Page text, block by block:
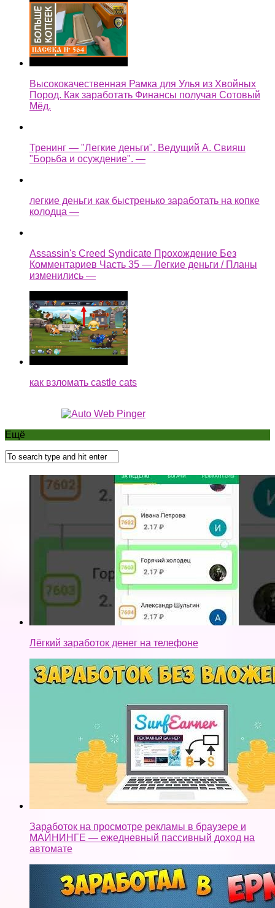
Высококачественная Рамка для Улья из Хвойных
Пород. Как заработать Финансы получая Сотовый
Мёд.
Тренинг — "Легкие деньги". Ведущий А. Свияш
"Борьба и осуждение". —
легкие деньги как быстренько заработать на копке
колодца —
Assassin's Creed Syndicate Прохождение Без
Комментариев Часть 35 — Легкие деньги / Планы
изменились —
как взломать castle cats
Ещё
Лёгкий заработок денег на телефоне
Заработок на просмотре рекламы в браузере и
МАЙНИНГЕ — ежедневный пассивный доход на
автомате